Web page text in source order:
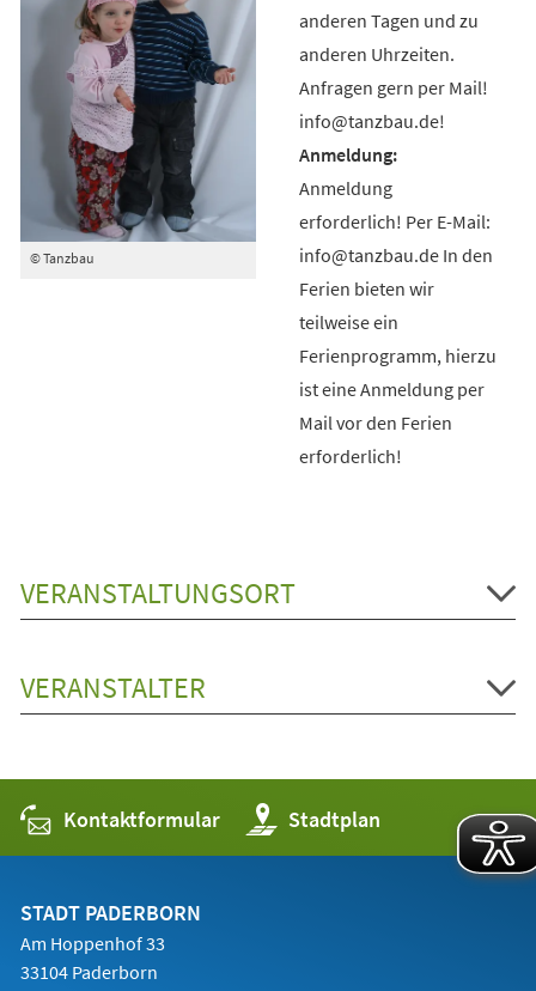
© Tanzbau
anderen Tagen und zu
anderen Uhrzeiten.
Anfragen gern per Mail!
info@tanzbau.de!
Anmeldung
erforderlich! Per E-Mail:
info@tanzbau.de In den
Ferien bieten wir
teilweise ein
Ferienprogramm, hierzu
ist eine Anmeldung per
Mail vor den Ferien
erforderlich!
VERANSTALTUNGSORT
VERANSTALTER
Kontaktformular Stadtplan
(Öffnet
in
einem
STADT PADERBORN
Am Hoppenhof 33
33104 Paderborn